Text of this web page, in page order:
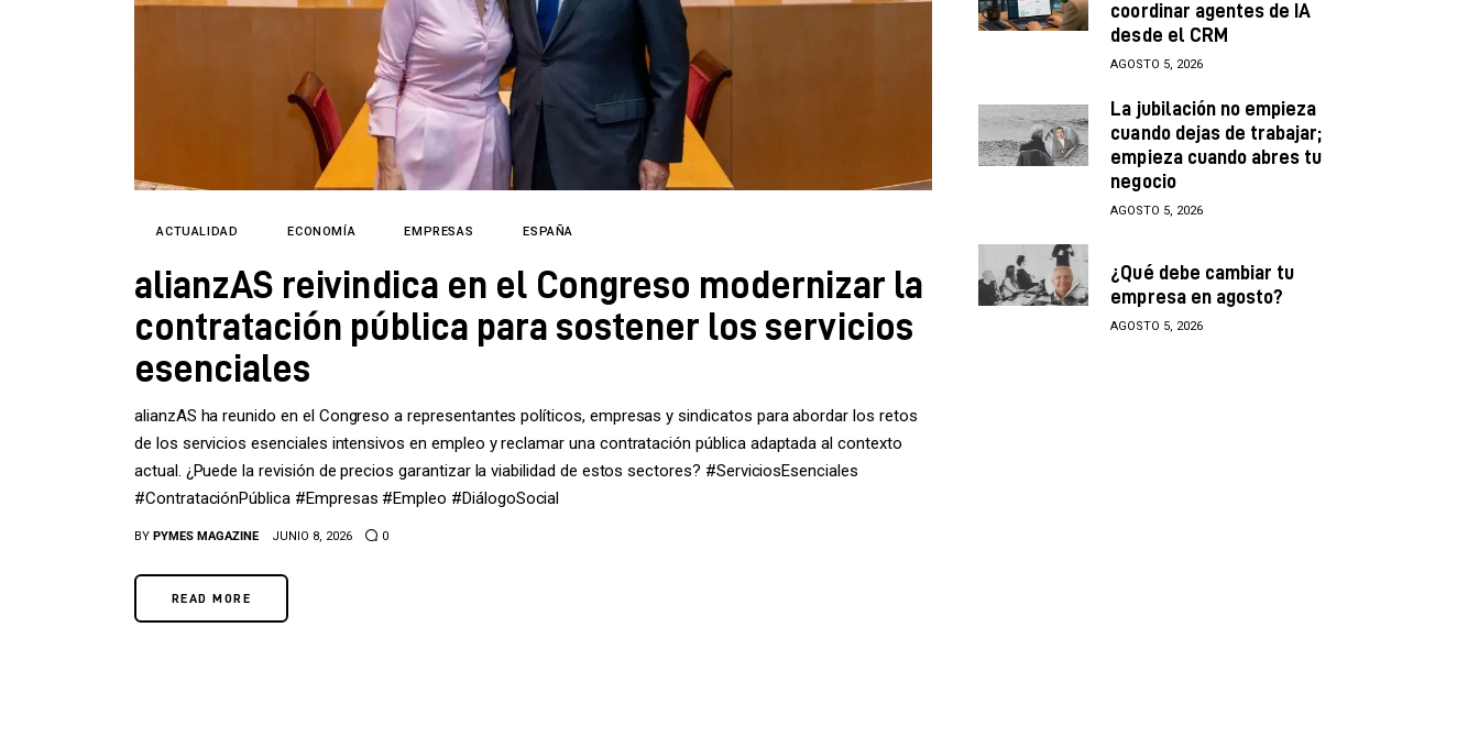
ACTUALIDAD ECONOMÍA EMPRESAS ESPAÑA
alianzAS reivindica en el Congreso modernizar la
contratación pública para sostener los servicios
esenciales
alianzAS ha reunido en el Congreso a representantes políticos, empresas y sindicatos para abordar los retos
de los servicios esenciales intensivos en empleo y reclamar una contratación pública adaptada al contexto
actual. ¿Puede la revisión de precios garantizar la viabilidad de estos sectores? #ServiciosEsenciales
#ContrataciónPública #Empresas #Empleo #DiálogoSocial
BY PYMES MAGAZINE JUNIO 8, 2026 0
READ MORE
coordinar agentes de IA
desde el CRM
AGOSTO 5, 2026
La jubilación no empieza
cuando dejas de trabajar;
empieza cuando abres tu
negocio
AGOSTO 5, 2026
¿Qué debe cambiar tu
empresa en agosto?
AGOSTO 5, 2026